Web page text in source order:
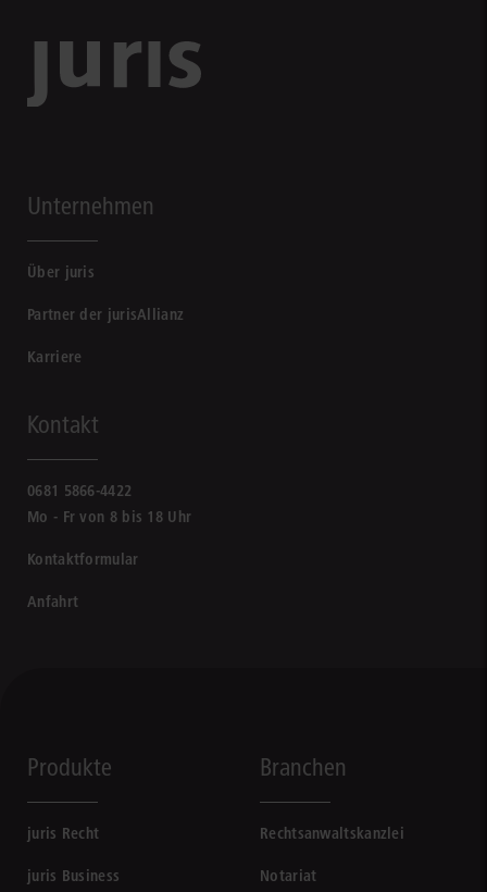
Unternehmen
Über juris
Partner der jurisAllianz
Karriere
Kontakt
0681 5866-4422
Mo - Fr von 8 bis 18 Uhr
Kontaktformular
Anfahrt
Produkte
juris Recht
juris Business
Branchen
Rechtsanwaltskanzlei
Notariat